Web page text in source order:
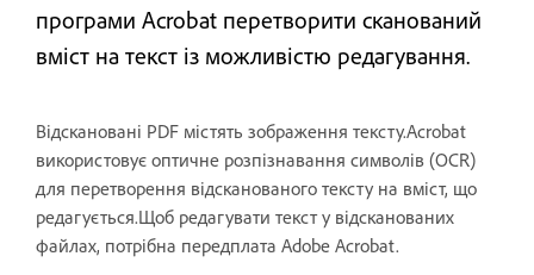
програми Acrobat перетворити сканований
вміст на текст із можливістю редагування.
Відскановані PDF містять зображення тексту.Acrobat
використовує оптичне розпізнавання символів (OCR)
для перетворення відсканованого тексту на вміст, що
редагується.Щоб редагувати текст у відсканованих
файлах, потрібна передплата Adobe Acrobat.